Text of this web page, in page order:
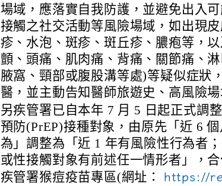
場域，應落實自我防護，並避免出入
接觸之社交活動等風險場域，如出現
疹、水泡、斑疹、斑丘疹、膿疱等，
顫、頭痛、肌肉痛、背痛、關節痛、
腋窩、頸部或腹股溝等處)等疑似症狀
醫，並主動告知醫師旅遊史、高風險
另疾管署已自本年 7 月 5 日起正式調
預防(PrEP)接種對象，由原先「近 6
為」調整為「近 1 年有風險性行為者
或性接觸對象有前述任一情形者」，
疾管署猴痘疫苗專區(網址：
https://